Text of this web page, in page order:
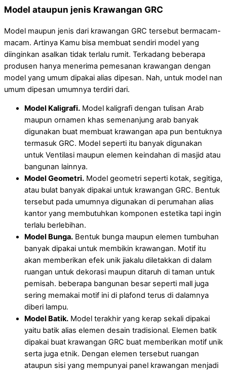
Model ataupun jenis Krawangan GRC
Model maupun jenis dari krawangan GRC tersebut bermacam-
macam. Artinya Kamu bisa membuat sendiri model yang
diinginkan asalkan tidak terlalu rumit. Terkadang beberapa
produsen hanya menerima pemesanan krawangan dengan
model yang umum dipakai alias dipesan. Nah, untuk model nan
umum dipesan umumnya terdiri dari.
Model Kaligrafi. Model kaligrafi dengan tulisan Arab
maupun ornamen khas semenanjung arab banyak
digunakan buat membuat krawangan apa pun bentuknya
termasuk GRC. Model seperti itu banyak digunakan
untuk Ventilasi maupun elemen keindahan di masjid atau
bangunan lainnya.
Model Geometri. Model geometri seperti kotak, segitiga,
atau bulat banyak dipakai untuk krawangan GRC. Bentuk
tersebut pada umumnya digunakan di perumahan alias
kantor yang membutuhkan komponen estetika tapi ingin
terlalu berlebihan.
Model Bunga. Bentuk bunga maupun elemen tumbuhan
banyak dipakai untuk membikin krawangan. Motif itu
akan memberikan efek unik jiakalu diletakkan di dalam
ruangan untuk dekorasi maupun ditaruh di taman untuk
pemisah. beberapa bangunan besar seperti mall juga
sering memakai motif ini di plafond terus di dalamnya
diberi lampu.
Model Batik. Model terakhir yang kerap sekali dipakai
yaitu batik alias elemen desain tradisional. Elemen batik
dipakai buat krawangan GRC buat memberikan motif unik
serta juga etnik. Dengan elemen tersebut ruangan
ataupun sisi yang mempunyai panel krawangan menjadi